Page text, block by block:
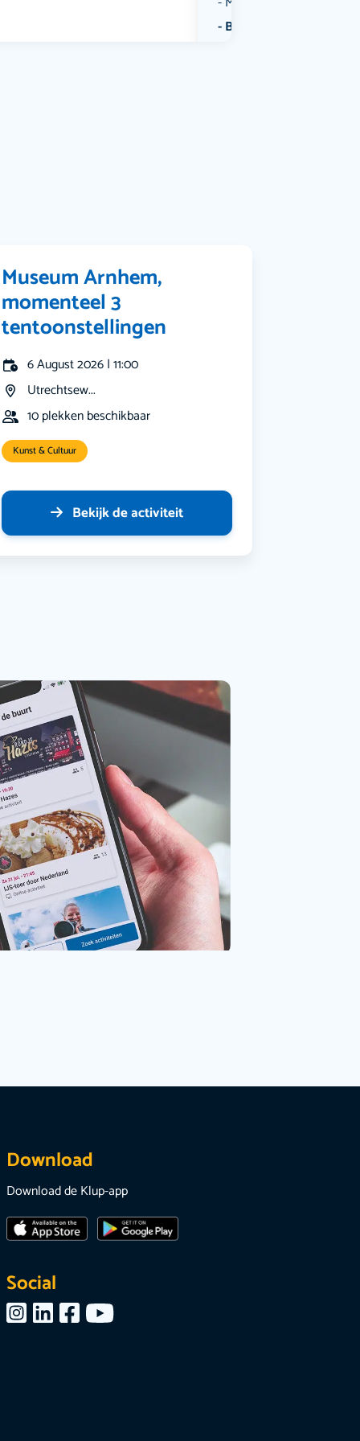
Bekijk alle categorieën
Museum Arnhem,
momenteel 3
tentoonstellingen
6 August 2026 | 11:00
Utrechtsew...
10 plekken beschikbaar
Kunst & Cultuur
Bekijk de activiteit
Download
Download de Klup-app
Social